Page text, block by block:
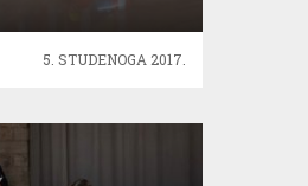
5. STUDENOGA 2017.